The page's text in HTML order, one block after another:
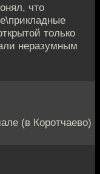
что
только
неразумным
(в Коротчаево)